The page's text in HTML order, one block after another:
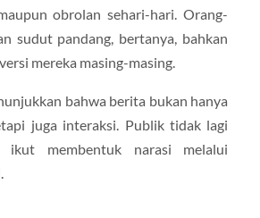
obrolan sehari-hari. Orang-
sudut pandang, bertanya, bahkan
mereka masing-masing.
bahwa berita bukan hanya
juga interaksi. Publik tidak lagi
ikut membentuk narasi melalui